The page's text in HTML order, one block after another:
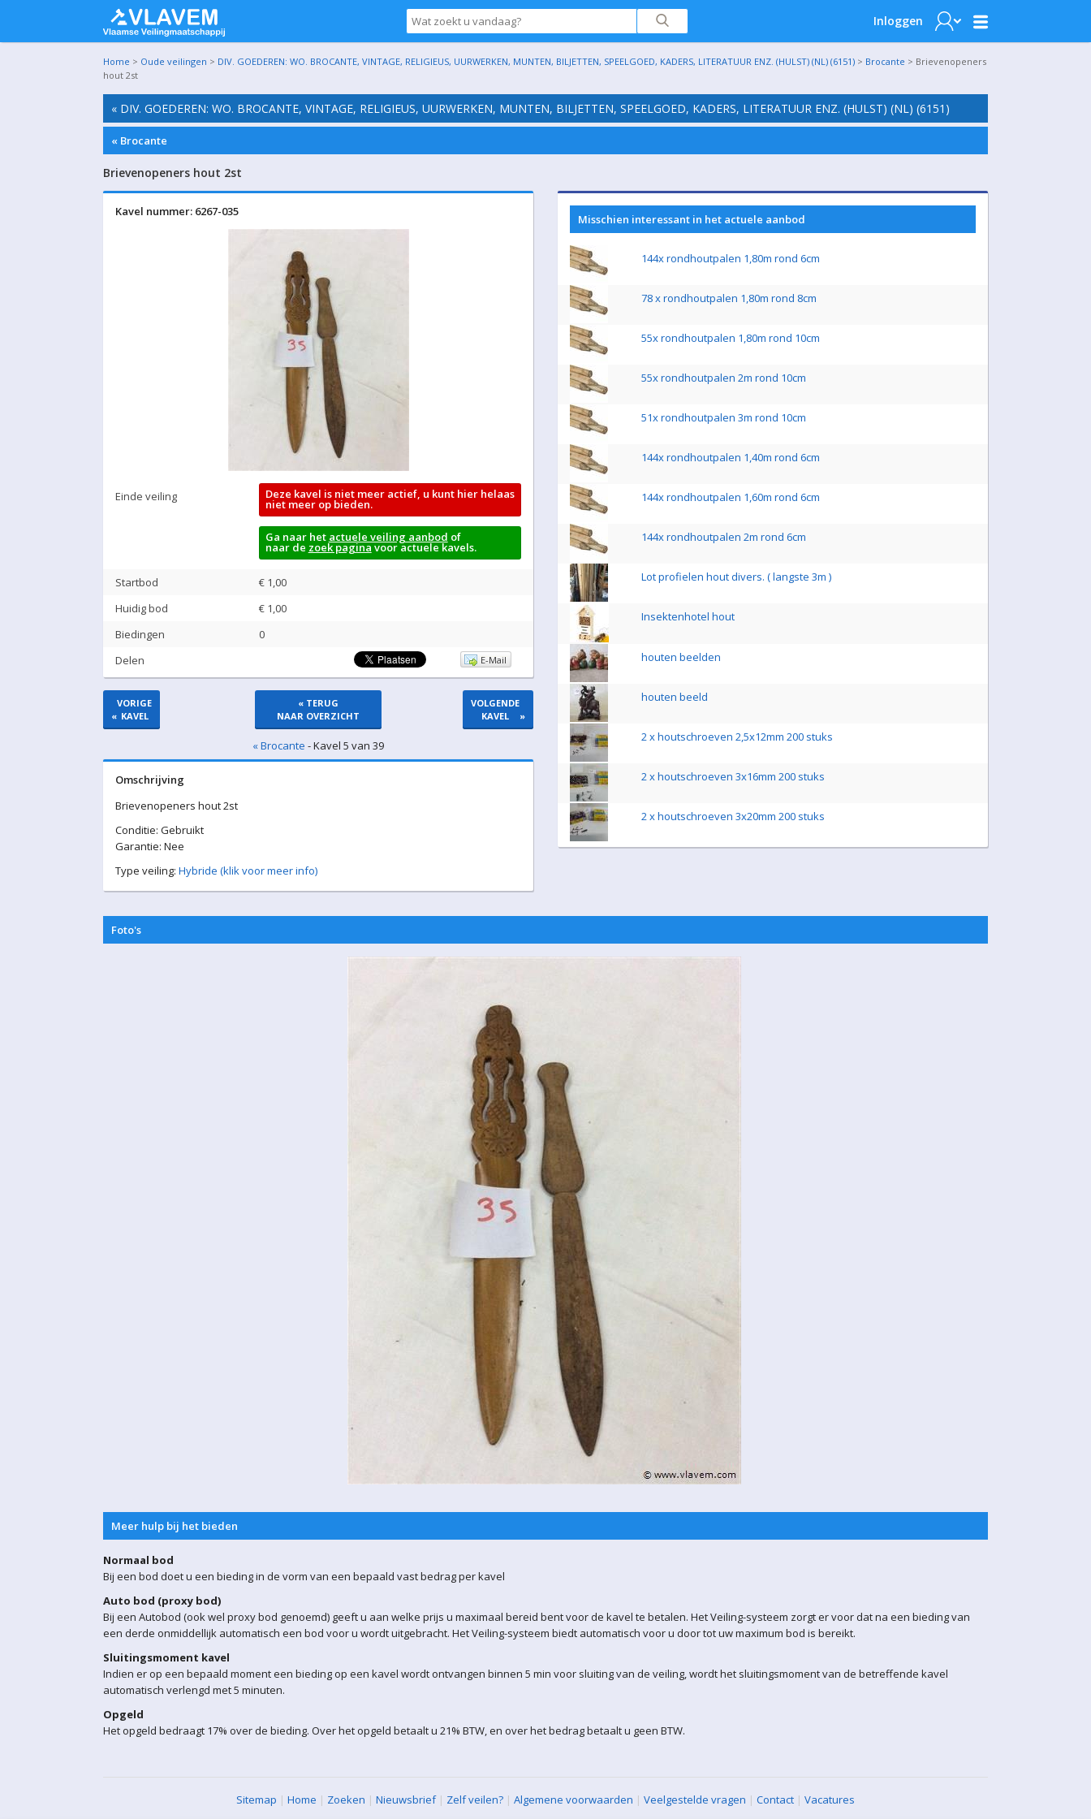
Inloggen
Home > Oude veilingen > DIV. GOEDEREN: WO. BROCANTE, VINTAGE, RELIGIEUS, UURWERKEN, MUNTEN, BILJETTEN, SPEELGOED, KADERS, LITERATUUR ENZ. (HULST) (NL) (6151) > Brocante > Brievenopeners
hout 2st
« DIV. GOEDEREN: WO. BROCANTE, VINTAGE, RELIGIEUS, UURWERKEN, MUNTEN, BILJETTEN, SPEELGOED, KADERS, LITERATUUR ENZ. (HULST) (NL) (6151)
« Brocante
Brievenopeners hout 2st
Kavel nummer: 6267-035
Einde veiling Deze kavel is niet meer actief, u kunt hier helaas
niet meer op bieden.
Ga naar het actuele veiling aanbod of
naar de zoek paginavoor actuele kavels.
Startbod
€ 1,00
Huidig bod
€ 1,00
Biedingen
0
Delen
E-Mail
«
VORIGE
KAVEL
« TERUG
NAAR OVERZICHT
VOLGENDE
KAVEL
»
« Brocante - Kavel 5 van 39
Omschrijving
Brievenopeners hout 2st
Conditie: Gebruikt
Garantie: Nee
Type veiling: Hybride (klik voor meer info)
Misschien interessant in het actuele aanbod
144x rondhoutpalen 1,80m rond 6cm
78 x rondhoutpalen 1,80m rond 8cm
55x rondhoutpalen 1,80m rond 10cm
55x rondhoutpalen 2m rond 10cm
51x rondhoutpalen 3m rond 10cm
144x rondhoutpalen 1,40m rond 6cm
144x rondhoutpalen 1,60m rond 6cm
144x rondhoutpalen 2m rond 6cm
Lot profielen hout divers. ( langste 3m )
Insektenhotel hout
houten beelden
houten beeld
2 x houtschroeven 2,5x12mm 200 stuks
2 x houtschroeven 3x16mm 200 stuks
2 x houtschroeven 3x20mm 200 stuks
Foto's
Meer hulp bij het bieden
Normaal bod
Bij een bod doet u een bieding in de vorm van een bepaald vast bedrag per kavel
Auto bod (proxy bod)
Bij een Autobod (ook wel proxy bod genoemd) geeft u aan welke prijs u maximaal bereid bent voor de kavel te betalen. Het Veiling-systeem zorgt er voor dat na een bieding van
een derde onmiddellijk automatisch een bod voor u wordt uitgebracht. Het Veiling-systeem biedt automatisch voor u door tot uw maximum bod is bereikt.
Sluitingsmoment kavel
Indien er op een bepaald moment een bieding op een kavel wordt ontvangen binnen 5 min voor sluiting van de veiling, wordt het sluitingsmoment van de betreffende kavel
automatisch verlengd met 5 minuten.
Opgeld
Het opgeld bedraagt 17% over de bieding. Over het opgeld betaalt u 21% BTW, en over het bedrag betaalt u geen BTW.
Sitemap | Home | Zoeken | Nieuwsbrief| Zelf veilen? | Algemene voorwaarden | Veelgestelde vragen | Contact | Vacatures